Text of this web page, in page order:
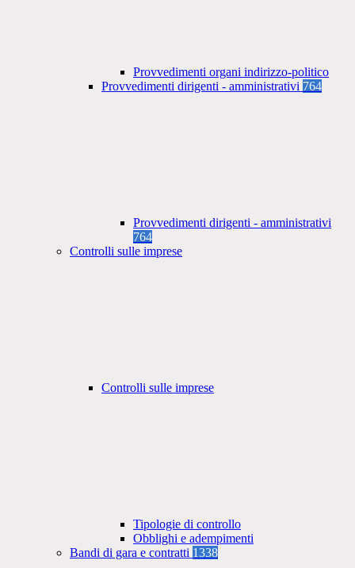
Provvedimenti organi indirizzo-politico
Provvedimenti dirigenti - amministrativi 764
Provvedimenti dirigenti - amministrativi
764
Controlli sulle imprese
Controlli sulle imprese
Tipologie di controllo
Obblighi e adempimenti
Bandi di gara e contratti 1338